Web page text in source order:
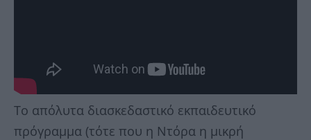
Το απόλυτα διασκεδαστικό εκπαιδευτικό
πρόγραμμα (τότε που η Ντόρα η μικρή